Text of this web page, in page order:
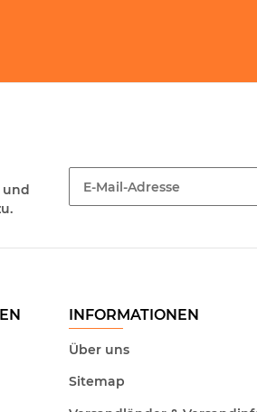
und
INFORMATIONEN
Über uns
Sitemap